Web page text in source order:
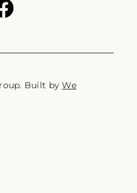
Built byWe